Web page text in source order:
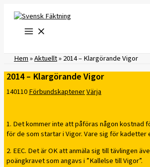
innehåll
Hem»Aktuellt»2014 – Klargörande Vigor
2014 – Klargörande Vigor
140110FörbundskaptenerVärja
1. Det kommer inte att påföras någon kostnad
för de som startar i Vigor. Vare sig för kadetter
2. EEC. Det är OK att anmäla sig till tävlingen
poängkravet som angavs i ”Kallelse till Vigor”.